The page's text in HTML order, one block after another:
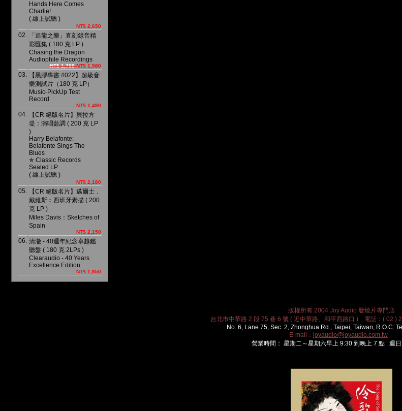
Hands Here Comes
Charlie!
( 線上試聽 )
NT$ 2,650
02.
「追龍之樂」直刻錄音精
彩匯集 ( 180 克 LP )
Chasing the Dragon
Audiophile Recordings
NT$ 1,700NT$ 1,580
03.
【黑膠專書 #022】超級音
樂測試片（180 克 LP）
Music-PickUp Test
Record
NT$ 1,480
04.
【CR 絕版名片】貝拉方
堤：演唱藍調 ( 200 克 LP
)
Harry Belafonte:
Belafonte Sings The
Blues
✯ Classic Records
Sealed LP
( 線上試聽 )
NT$ 2,180
05.
【CR 絕版名片】邁爾士．
戴維斯︰西班牙素描 ( 200
克 LP )
Miles Davis：Sketches of
Spain
NT$ 2,150
06. 清澈 - 40週年紀念卓越鑑
聽盤 ( 180 克 2LPs )
Clearaudio - 40 Years
Excellence Edition
NT$ 1,850
版權所有 2004 Joy Audio 發燒片專門店
台北市中華路 2 段 75 巷 6 號 ( 近中華路、和平西路口 ) 電話：( 02 )
No. 6, Lane 75, Sec. 2, Zhonghua Rd., Taipei, Taiwan, R.O.C.
E-mail： joyaudio@joyaudio.com.tw
營業時間： 星期二～星期六早上 9:30 到晚上 7 點 週